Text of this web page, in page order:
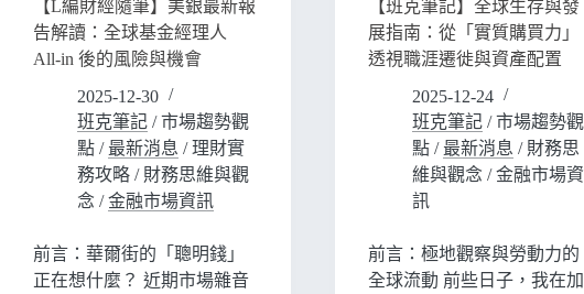
【L編財經隨筆】美銀最新報
告解讀：全球基金經理人
All-in 後的風險與機會
2025-12-30
班克筆記 /市場趨勢觀
點 / 最新消息 / 理財實
務攻略 / 財務思維與觀
念 /金融市場資訊
前言：華爾街的「聰明錢」
正在想什麼？ 近期市場雜音
【班克筆記】全球生存與發
展指南：從「實質購買力」
透視職涯遷徙與資產配置
2025-12-24
班克筆記/市場趨勢觀
點/ 最新消息 / 財務思
維與觀念 /金融市場資
訊
前言：極地觀察與勞動力的
全球流動 前些日子，我在加